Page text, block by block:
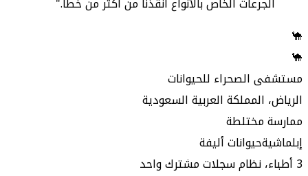
🐪
🐪
مستشفى الصحراء للحيوانات
الرياض، المملكة العربية السعودية
ممارسة مختلطة
إبلماشيةحيوانات أليفة
3 أطباء، نظام سجلات مشترك واحد